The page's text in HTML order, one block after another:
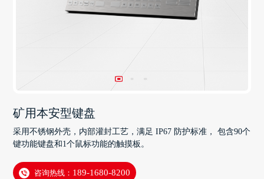
矿用本安型键盘
采用不锈钢外壳，内部灌封工艺，满足 IP67 防护标准， 包含90个
键功能键盘和1个鼠标功能的触摸板。
咨询热线： 189-1680-8200